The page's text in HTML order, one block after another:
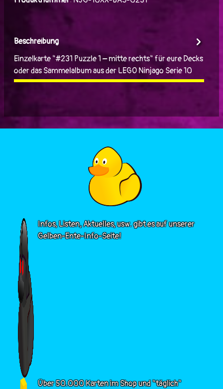
Beschreibung
Einzelkarte "#231 Puzzle 1 – mitte rechts" für eure Decks
oder das Sammelalbum aus der LEGO Ninjago Serie 10
Infos, Listen, Aktuelles, usw. gibt es auf unserer
Gelben-Ente-Info-Seite!
Über 50.000 Karten im Shop und "täglich"